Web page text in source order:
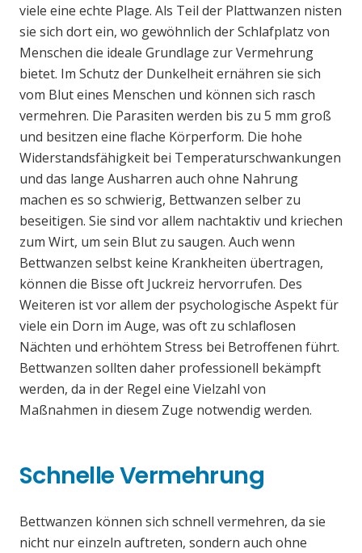
viele eine echte Plage. Als Teil der Plattwanzen nisten
sie sich dort ein, wo gewöhnlich der Schlafplatz von
Menschen die ideale Grundlage zur Vermehrung
bietet. Im Schutz der Dunkelheit ernähren sie sich
vom Blut eines Menschen und können sich rasch
vermehren. Die Parasiten werden bis zu 5 mm groß
und besitzen eine flache Körperform. Die hohe
Widerstandsfähigkeit bei Temperaturschwankungen
und das lange Ausharren auch ohne Nahrung
machen es so schwierig, Bettwanzen selber zu
beseitigen. Sie sind vor allem nachtaktiv und kriechen
zum Wirt, um sein Blut zu saugen. Auch wenn
Bettwanzen selbst keine Krankheiten übertragen,
können die Bisse oft Juckreiz hervorrufen. Des
Weiteren ist vor allem der psychologische Aspekt für
viele ein Dorn im Auge, was oft zu schlaflosen
Nächten und erhöhtem Stress bei Betroffenen führt.
Bettwanzen sollten daher professionell bekämpft
werden, da in der Regel eine Vielzahl von
Maßnahmen in diesem Zuge notwendig werden.
Schnelle Vermehrung
Bettwanzen können sich schnell vermehren, da sie
nicht nur einzeln auftreten, sondern auch ohne